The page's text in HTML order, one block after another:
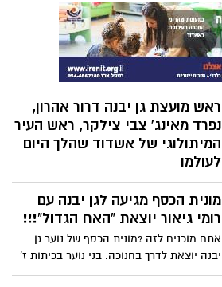
חנוכה ב-WOW עם מופע טיקטוק מטורף
במתנ"ס גן יבנה.
ראש מועצת גן יבנה דרור אהרון,
נפרד מאינג' צבי צילקר, ראש העיר
המיתולוגי של אשדוד שהלך היום
לעולמו
"צבי היה איש אמיץ, ידיד ורע שהתייעצתי עמו
רבות במהלך הדרך" ספד לו ראש המועצה
דרור אהרון.
מונית הכסף מגיעה לגן יבנה עם
רומי גיאור יוצאת "האח הגדול"!!!
אתם מוכנים לזה ?מונית הכסף של נוער גן
יבנה יוצאת לדרך בחנוכה. בני נוער בכיתות ז'
ומעלה מוזמנים לעלות עליה ולשחק במשחק